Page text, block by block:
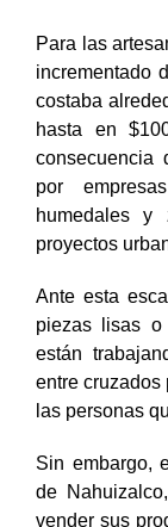
Para las
incrementado
costaba
hasta en
consecuencia
por
humedales
proyectos
Ante esta
piezas lisas o
están
entre cruzados
las personas
Sin embargo,
de
vender sus